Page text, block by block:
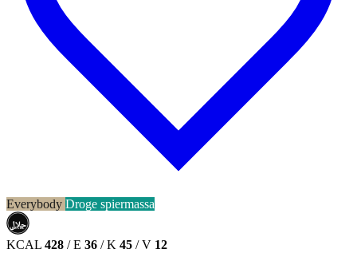
Everybody Droge spiermassa
حلال
HALAL
KCAL 428 / E 36 / K 45 / V 12